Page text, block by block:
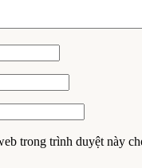
trong trình duyệt này